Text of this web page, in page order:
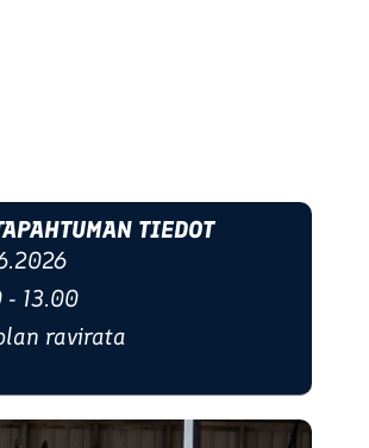
TIEDOT
- 13.00
ravirata